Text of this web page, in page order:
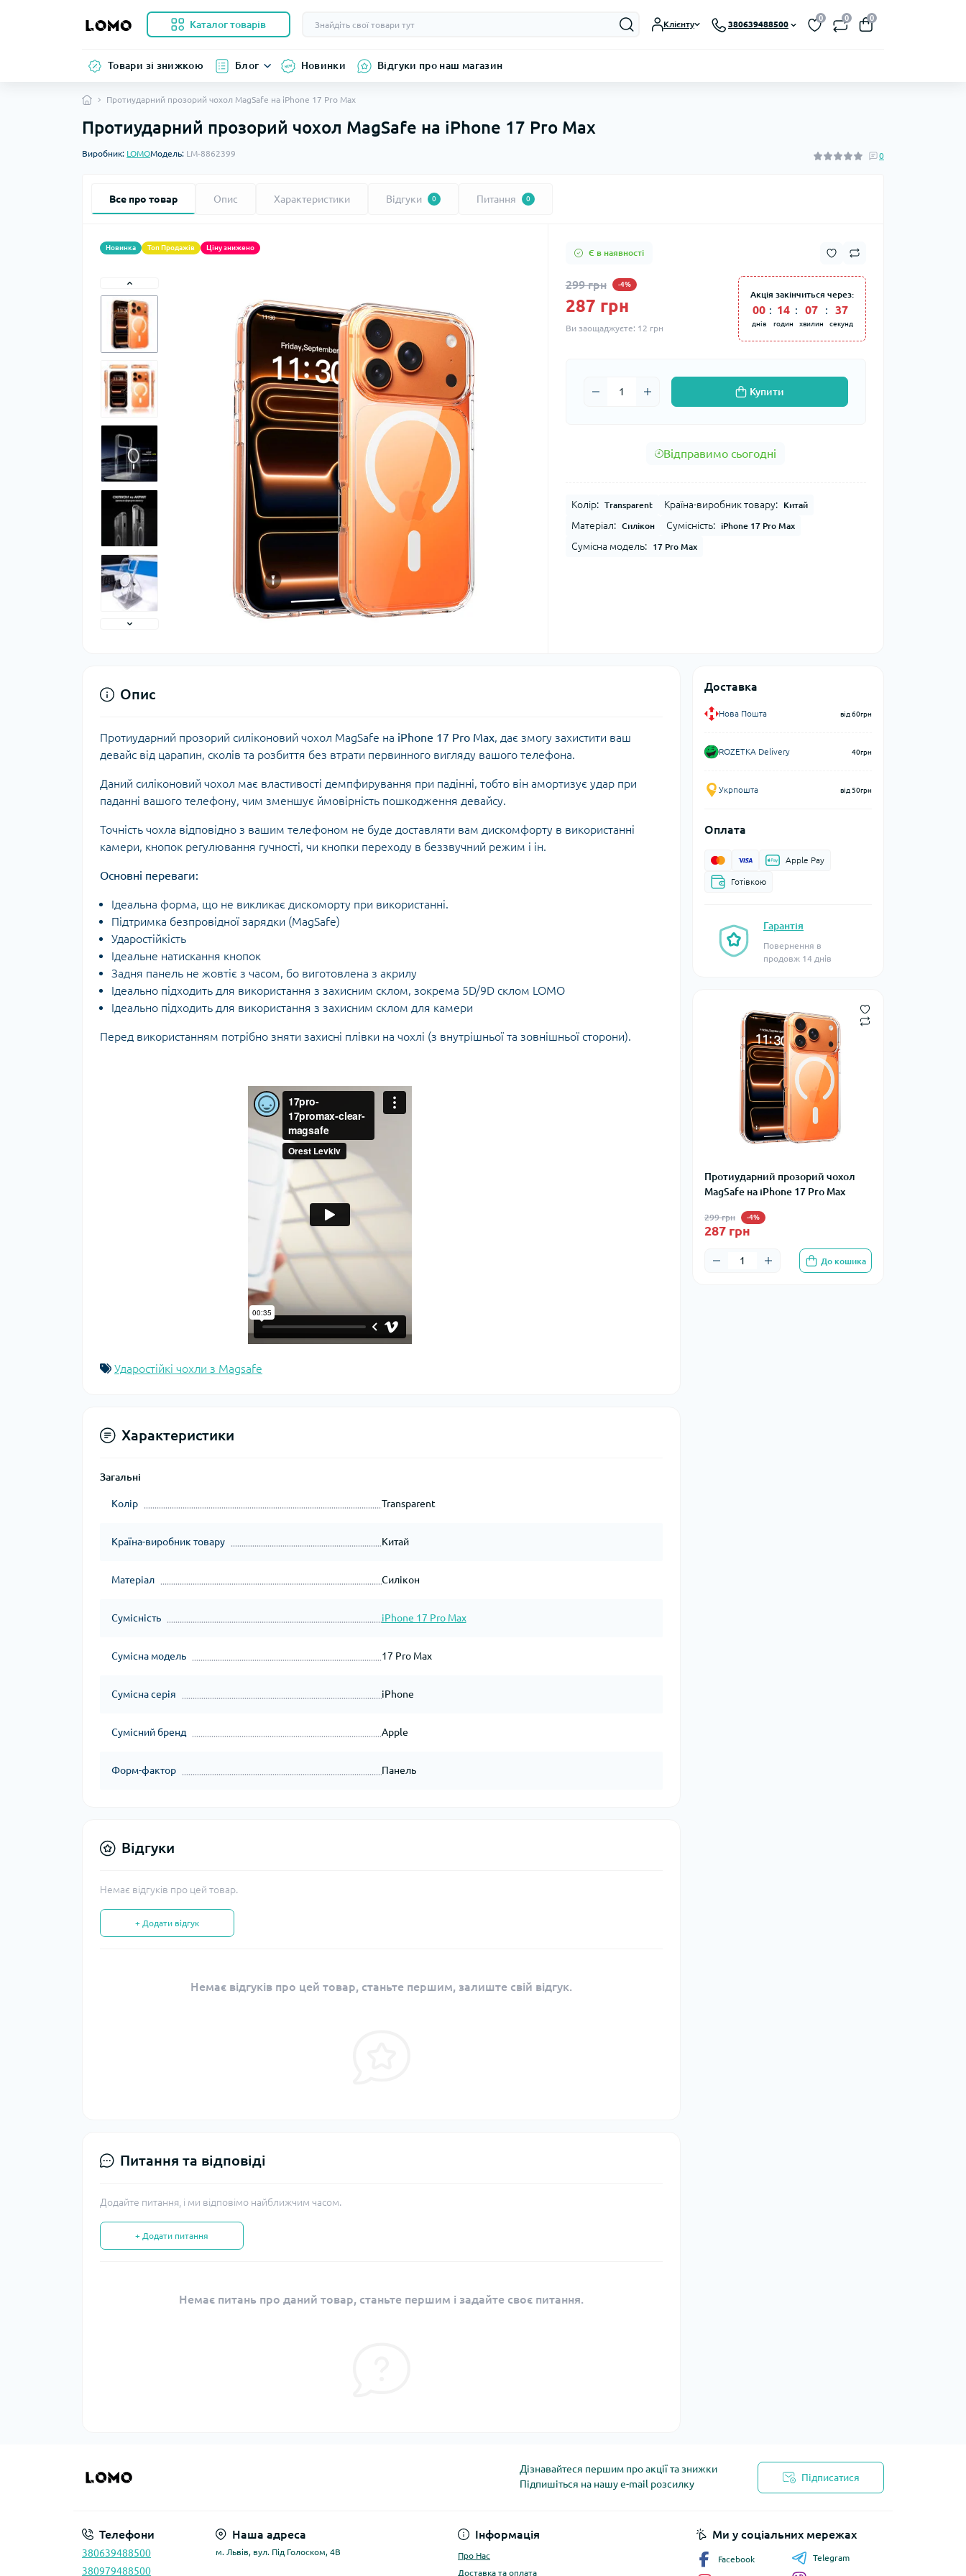
Каталог товарів Клієнту 380639488500
0 0 0
Товари зі знижкою Блог Новинки Відгуки про наш магазин
Протиударний прозорий чохол MagSafe на iPhone 17 Pro Max
Протиударний прозорий чохол MagSafe на iPhone 17 Pro Max
Виробник: LOMOМодель: LM-8862399 0
Все про товар Опис Характеристики Відгуки 0 Питання 0
Новинка Топ Продажів Ціну знижено
Є в наявності
299 грн -4%
287 грн
Ви заощаджуєте: 12 грн
Акція закінчиться через:
00
днів
: 14
годин
: 07
хвилин
: 35
секунд
Купити
Відправимо сьогодні
Колір: Transparent Країна-виробник товару: Китай
Матеріал: Силікон Сумісність: iPhone 17 Pro Max
Сумісна модель: 17 Pro Max
Доставка
Нова Пошта від 60грн
ROZETKA Delivery 40грн
Укрпошта від 50грн
Оплата
Apple Pay
Готівкою
Гарантія
Повернення в
продовж 14 днів
Протиударний прозорий чохол
MagSafe на iPhone 17 Pro Max
299 грн -4%
287 грн
До кошика
Опис
Протиударний прозорий силіконовий чохол MagSafe на iPhone 17 Pro Max, дає змогу захистити ваш
девайс від царапин, сколів та розбиття без втрати первинного вигляду вашого телефона.
Даний силіконовий чохол має властивості демпфирування при падінні, тобто він амортизує удар при
паданні вашого телефону, чим зменшує ймовірність пошкодження девайсу.
Точність чохла відповідно з вашим телефоном не буде доставляти вам дискомфорту в використанні
камери, кнопок регулювання гучності, чи кнопки переходу в беззвучний режим і ін.
Основні переваги:
Ідеальна форма, що не викликає дискоморту при використанні.
Підтримка безпровідної зарядки (MagSafe)
Ударостійкість
Ідеальне натискання кнопок
Задня панель не жовтіє з часом, бо виготовлена з акрилу
Ідеально підходить для використання з захисним склом, зокрема 5D/9D склом LOMO
Ідеально підходить для використання з захисним склом для камери
Перед використанням потрібно зняти захисні плівки на чохлі (з внутрішньої та зовнішньої сторони).
Ударостійкі чохли з Magsafe
Характеристики
Загальні
Колір Transparent
Країна-виробник товару Китай
Матеріал Силікон
Сумісність iPhone 17 Pro Max
Сумісна модель 17 Pro Max
Сумісна серія iPhone
Сумісний бренд Apple
Форм-фактор Панель
Відгуки
Немає відгуків про цей товар.
+ Додати відгук
Немає відгуків про цей товар, станьте першим, залиште свій відгук.
Питання та відповіді
Додайте питання, і ми відповімо найближчим часом.
+ Додати питання
Немає питань про даний товар, станьте першим і задайте своє питання.
Дізнавайтеся першим про акції та знижки
Підпишіться на нашу e-mail розсилку
Підписатися
Телефони
380639488500
380979488500
Наша адреса
м. Львів, вул. Під Голоском, 4В
Інформація
Про Нас
Доставка та оплата
Ми у соціальних мережах
Facebook Telegram